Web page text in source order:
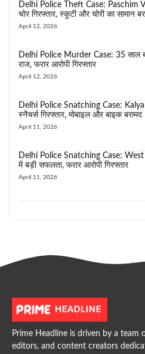
Delhi Police Theft Case: Paschim
चोर गिरफ्तार, स्कूटी और चोरी का सामान
April 12, 2026
Delhi Police Murder Case: 35 साल
राज, फरार आरोपी गिरफ्तार
April 12, 2026
Delhi Police Snatching Case:
स्नैचर्स गिरफ्तार, मोबाइल और बाइक बरामद
April 11, 2026
Delhi Police Snatching Case:
में बड़ी सफलता, फरार आरोपी गिरफ्तार
April 11, 2026
Prime Headline is driven by a team
editors, and content creators